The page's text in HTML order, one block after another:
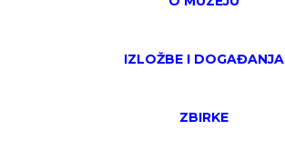
IZLOŽBE I DOGAĐANJA
ZBIRKE